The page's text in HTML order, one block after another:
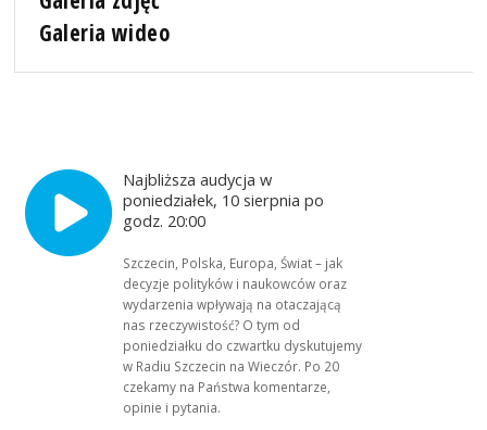
Galeria wideo
Najbliższa audycja w
poniedziałek, 10 sierpnia po
godz. 20:00
Szczecin, Polska, Europa, Świat – jak
decyzje polityków i naukowców oraz
wydarzenia wpływają na otaczającą
nas rzeczywistość? O tym od
poniedziałku do czwartku dyskutujemy
w Radiu Szczecin na Wieczór. Po 20
czekamy na Państwa komentarze,
opinie i pytania.